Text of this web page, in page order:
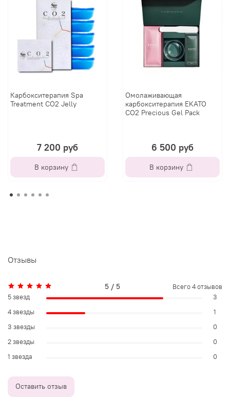
Карбокситерапия Spa
Treatment CO2 Jelly
7 200 руб
В корзину
Омолаживающая
карбокситерапия EKATO
CO2 Precious Gel Pack
6 500 руб
В корзину
Отзывы
5 / 5 Всего4отзывов
5 звезд
3
4 звезды
1
3 звезды
0
2 звезды
0
1 звезда
0
Оставить отзыв